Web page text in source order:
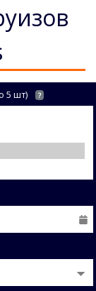
5 шт) ?